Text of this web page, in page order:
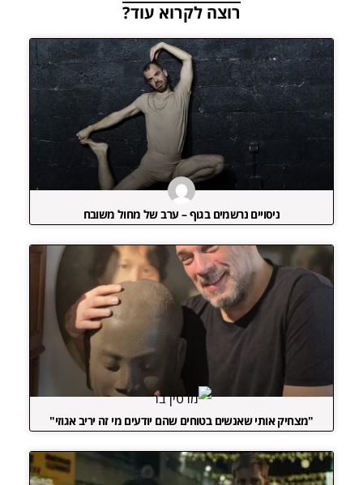
רוצה לקרוא עוד?
ניסויים נרשמים בגוף – ערב של מחול משובח
"מצחיק אותי שאנשים בטוחים שהם יודעים מי זה יריב אגוזי"